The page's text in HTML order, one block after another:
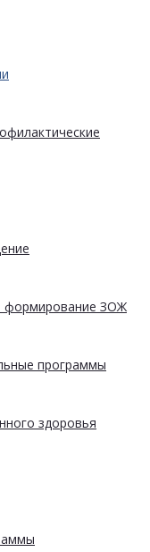
формирование ЗОЖ
программы
здоровья